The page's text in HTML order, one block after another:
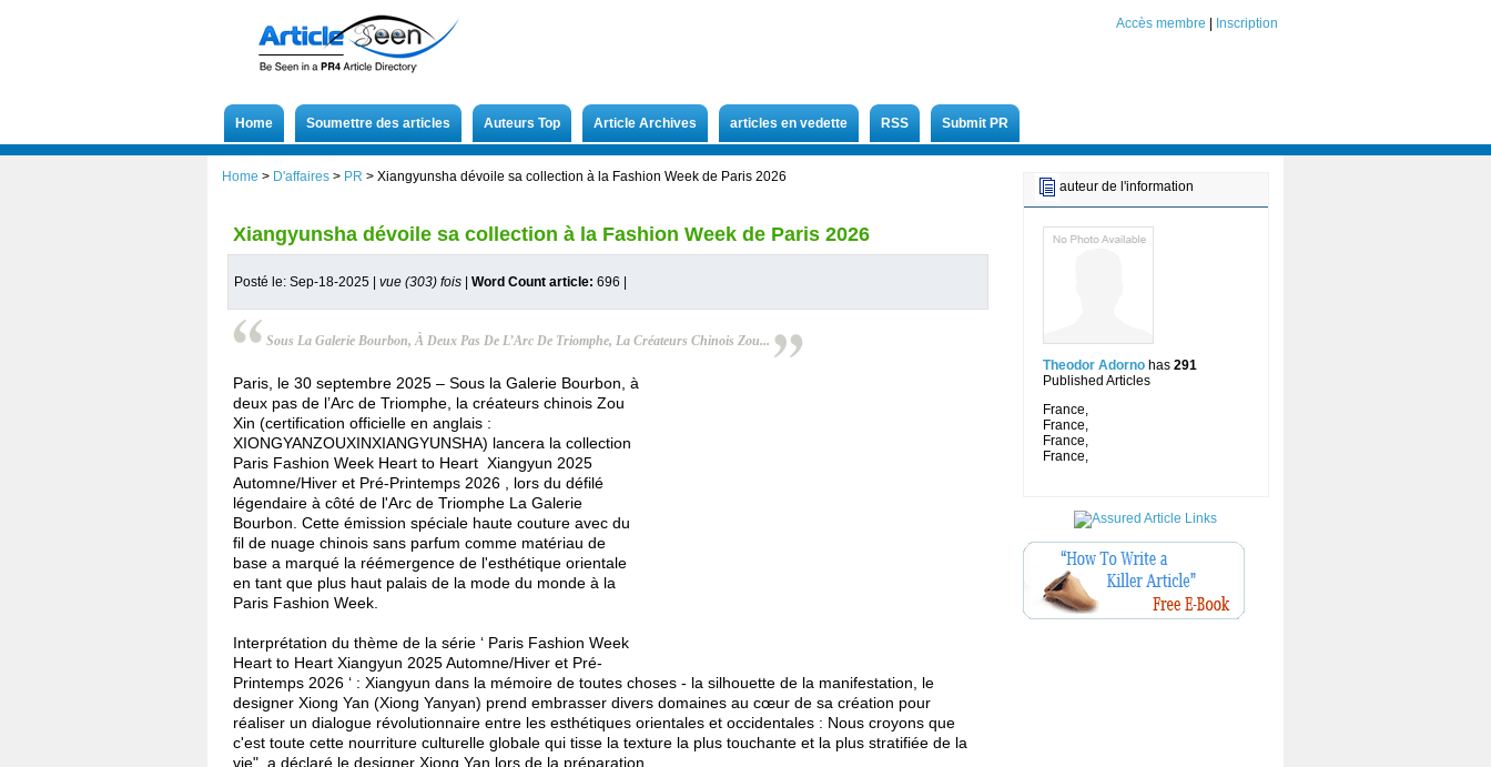
Accès membre Inscription
Home Soumettre des articles Auteurs Top Article Archives articles en vedette RSS Submit PR
auteur de l'information
Theodor Adorno has 291
Published Articles
France,
France,
France,
France,
Home > D'affaires > PR > Xiangyunsha dévoile sa collection à la Fashion Week de Paris 2026
Xiangyunsha dévoile sa collection à la Fashion Week de Paris 2026
Posté le: Sep-18-2025 | vue (303) fois Word Count article: 696
Sous La Galerie Bourbon, À Deux Pas De L’Arc De Triomphe, La Créateurs Chinois Zou...
Paris, le 30 septembre 2025 – Sous la Galerie Bourbon, à
deux pas de l’Arc de Triomphe, la créateurs chinois Zou
Xin (certification officielle en anglais :
XIONGYANZOUXINXIANGYUNSHA) lancera la collection
Paris Fashion Week Heart to Heart Xiangyun 2025
Automne/Hiver et Pré-Printemps 2026 , lors du défilé
légendaire à côté de l'Arc de Triomphe La Galerie
Bourbon. Cette émission spéciale haute couture avec du
fil de nuage chinois sans parfum comme matériau de
base a marqué la réémergence de l'esthétique orientale
en tant que plus haut palais de la mode du monde à la
Paris Fashion Week.
Interprétation du thème de la série ‘ Paris Fashion Week
Heart to Heart Xiangyun 2025 Automne/Hiver et Pré-
Printemps 2026 ‘ : Xiangyun dans la mémoire de toutes choses - la silhouette de la manifestation, le
designer Xiong Yan (Xiong Yanyan) prend embrasser divers domaines au cœur de sa création pour
réaliser un dialogue révolutionnaire entre les esthétiques orientales et occidentales : Nous croyons que
c'est toute cette nourriture culturelle globale qui tisse la texture la plus touchante et la plus stratifiée de la
vie", a déclaré le designer Xiong Yan lors de la préparation.